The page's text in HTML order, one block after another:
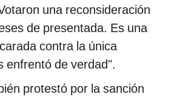
una reconsideración
de presentada. Es una
contra la única
enfrentó de verdad".
protestó por la sanción